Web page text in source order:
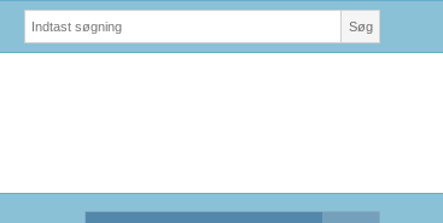
Søg